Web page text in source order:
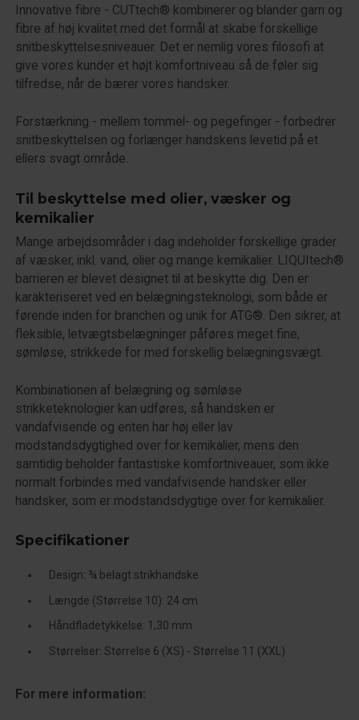
Innovative fibre - CUTtech® kombinerer og blander garn og
fibre af høj kvalitet med det formål at skabe forskellige
snitbeskyttelsesniveauer. Det er nemlig vores filosofi at
give vores kunder et højt komfortniveau så de føler sig
tilfredse, når de bærer vores handsker.
Forstærkning - mellem tommel- og pegefinger - forbedrer
snitbeskyttelsen og forlænger handskens levetid på et
ellers svagt område.
Til beskyttelse med olier, væsker og
kemikalier
Mange arbejdsområder i dag indeholder forskellige grader
af væsker, inkl. vand, olier og mange kemikalier. LIQUItech®
barrieren er blevet designet til at beskytte dig. Den er
karakteriseret ved en belægningsteknologi, som både er
førende inden for branchen og unik for ATG®. Den sikrer, at
fleksible, letvægtsbelægninger påføres meget fine,
sømløse, strikkede for med forskellig belægningsvægt.
Kombinationen af belægning og sømløse
strikketeknologier kan udføres, så handsken er
vandafvisende og enten har høj eller lav
modstandsdygtighed over for kemikalier, mens den
samtidig beholder fantastiske komfortniveauer, som ikke
normalt forbindes med vandafvisende handsker eller
handsker, som er modstandsdygtige over for kemikalier.
Specifikationer
Design: ¾ belagt strikhandske
Længde (Størrelse 10): 24 cm
Håndfladetykkelse: 1,30 mm
Størrelser: Størrelse 6 (XS) - Størrelse 11 (XXL)
For mere information: